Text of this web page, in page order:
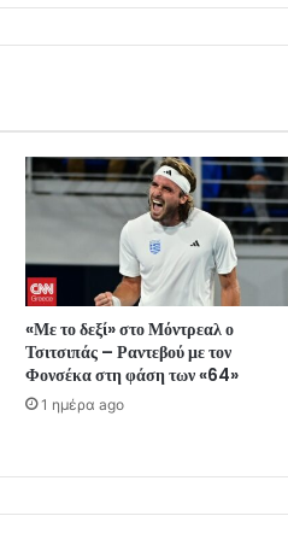
«Με το δεξί» στο Μόντρεαλ ο
Τσιτσιπάς – Ραντεβού με τον
Φονσέκα στη φάση των «64»
1 ημέρα ago